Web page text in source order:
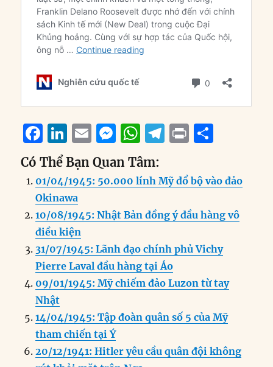
F
a
c
e
b
o
o
k
Li
n
k
e
d
I
n
E
m
ai
l
M
ss
e
n
er
W
h
at
s
A
p
T
e
g
r
m
P
n
t
a
re
Có Thể Bạn Quan Tâm:
01/04/1945: 50.000 lính Mỹ đổ bộ vào đảo
Okinawa
10/08/1945: Nhật Bản đồng ý đầu hàng vô
điều kiện
31/07/1945: Lãnh đạo chính phủ Vichy
Pierre Laval đầu hàng tại Áo
09/01/1945: Mỹ chiếm đảo Luzon từ tay
Nhật
14/04/1945: Tập đoàn quân số 5 của Mỹ
tham chiến tại Ý
20/12/1941: Hitler yêu cầu quân đội không